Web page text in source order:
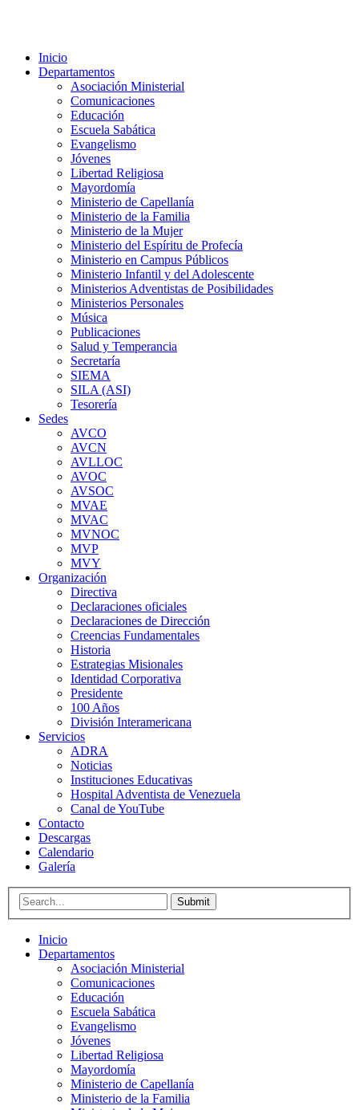
Inicio
Departamentos
Asociación Ministerial
Comunicaciones
Educación
Escuela Sabática
Evangelismo
Jóvenes
Libertad Religiosa
Mayordomía
Ministerio de Capellanía
Ministerio de la Familia
Ministerio de la Mujer
Ministerio del Espíritu de Profecía
Ministerio en Campus Públicos
Ministerio Infantil y del Adolescente
Ministerios Adventistas de Posibilidades
Ministerios Personales
Música
Publicaciones
Salud y Temperancia
Secretaría
SIEMA
SILA (ASI)
Tesorería
Sedes
AVCO
AVCN
AVLLOC
AVOC
AVSOC
MVAE
MVAC
MVNOC
MVP
MVY
Organización
Directiva
Declaraciones oficiales
Declaraciones de Dirección
Creencias Fundamentales
Historia
Estrategias Misionales
Identidad Corporativa
Presidente
100 Años
División Interamericana
Servicios
ADRA
Noticias
Instituciones Educativas
Hospital Adventista de Venezuela
Canal de YouTube
Contacto
Descargas
Calendario
Galería
Submit
Inicio
Departamentos
Asociación Ministerial
Comunicaciones
Educación
Escuela Sabática
Evangelismo
Jóvenes
Libertad Religiosa
Mayordomía
Ministerio de Capellanía
Ministerio de la Familia